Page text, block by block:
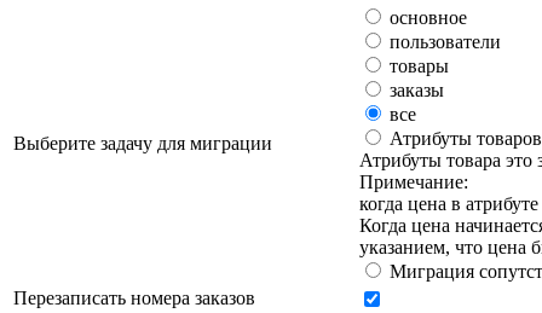
Выберите задачу для миграции
основное
пользователи
товары
заказы
все
Атрибуты
Атрибуты товара это
Примечание:
когда цена в
Когда цена
указанием, что цена
Миграция
Перезаписать номера заказов